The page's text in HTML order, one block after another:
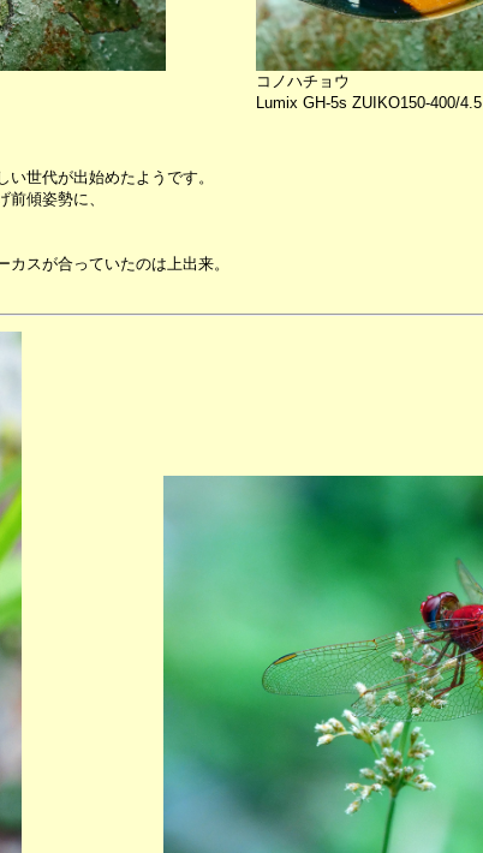
コノハチョウ
Lumix GH-5s ZUIKO150-400/4.5
世代が出始めたようです。
傾姿勢に、
スが合っていたのは上出来。